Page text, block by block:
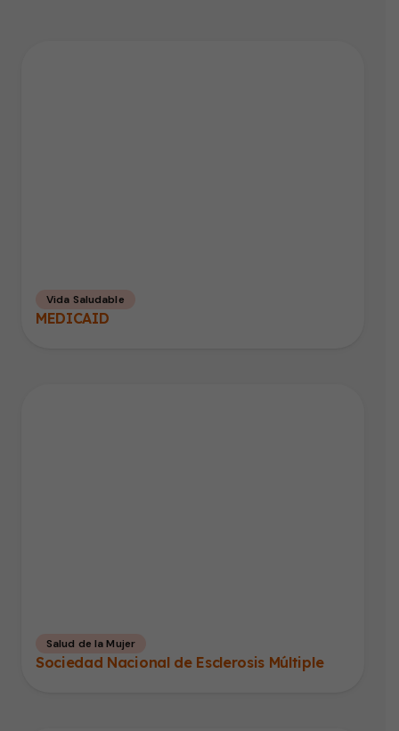
Vida Saludable
MEDICAID
Salud de la Mujer
Sociedad Nacional de Esclerosis Múltiple